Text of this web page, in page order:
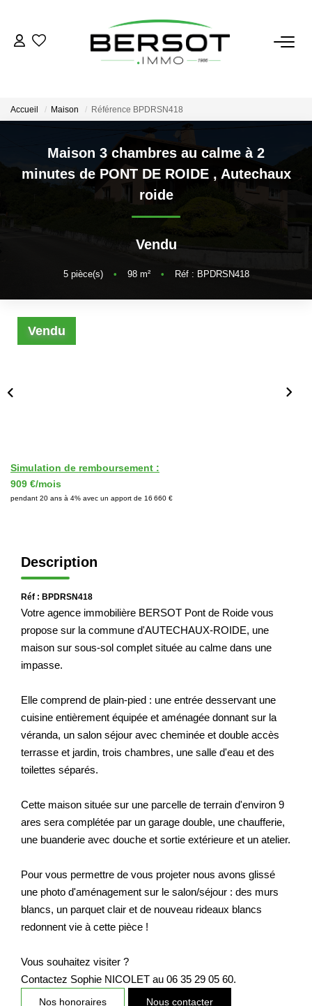
Acheter
Estimer
Vendre
Investissement
Nos Outils
LOUER
Louer
SYNDIC
LE GROUPE
Nos Partenaires
Nos Actualités
EXTRANET CLIENTS
Accueil Maison Référence BPDRSN418
Maison 3 chambres au calme à 2
minutes de PONT DE ROIDE , Autechaux
roide
Vendu
5pièce(s) • 98m² • Réf : BPDRSN418
Vendu
Simulation de remboursement :
909 €/mois
pendant 20 ans à 4% avec un apport de 16 660 €
Description
Réf : BPDRSN418
Votre agence immobilière BERSOT Pont de Roide vous
propose sur la commune d'AUTECHAUX-ROIDE, une
maison sur sous-sol complet située au calme dans une
impasse.
Elle comprend de plain-pied : une entrée desservant une
cuisine entièrement équipée et aménagée donnant sur la
véranda, un salon séjour avec cheminée et double accès
terrasse et jardin, trois chambres, une salle d'eau et des
toilettes séparés.
Cette maison située sur une parcelle de terrain d'environ 9
ares sera complétée par un garage double, une chaufferie,
une buanderie avec douche et sortie extérieure et un atelier.
Pour vous permettre de vous projeter nous avons glissé
une photo d'aménagement sur le salon/séjour : des murs
blancs, un parquet clair et de nouveau rideaux blancs
redonnent vie à cette pièce !
Vous souhaitez visiter ?
Contactez Sophie NICOLET au 06 35 29 05 60.
Nos honoraires Nous contacter